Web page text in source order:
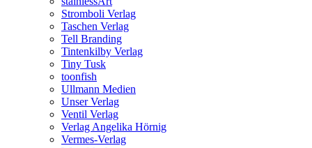
Stromboli Verlag
Taschen Verlag
Tell Branding
Tintenkilby Verlag
Tiny Tusk
toonfish
Ullmann Medien
Unser Verlag
Ventil Verlag
Verlag Angelika Hörnig
Vermes-Verlag